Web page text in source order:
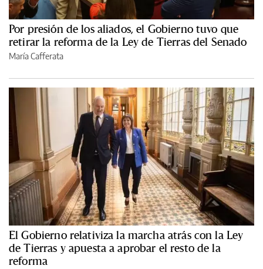
Por presión de los aliados, el Gobierno tuvo que
retirar la reforma de la Ley de Tierras del Senado
María Cafferata
El Gobierno relativiza la marcha atrás con la Ley
de Tierras y apuesta a aprobar el resto de la
reforma